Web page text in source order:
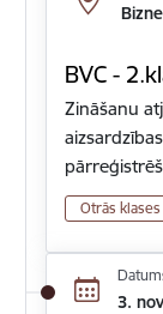
BVC -
Zināšanu
Otrās
3.